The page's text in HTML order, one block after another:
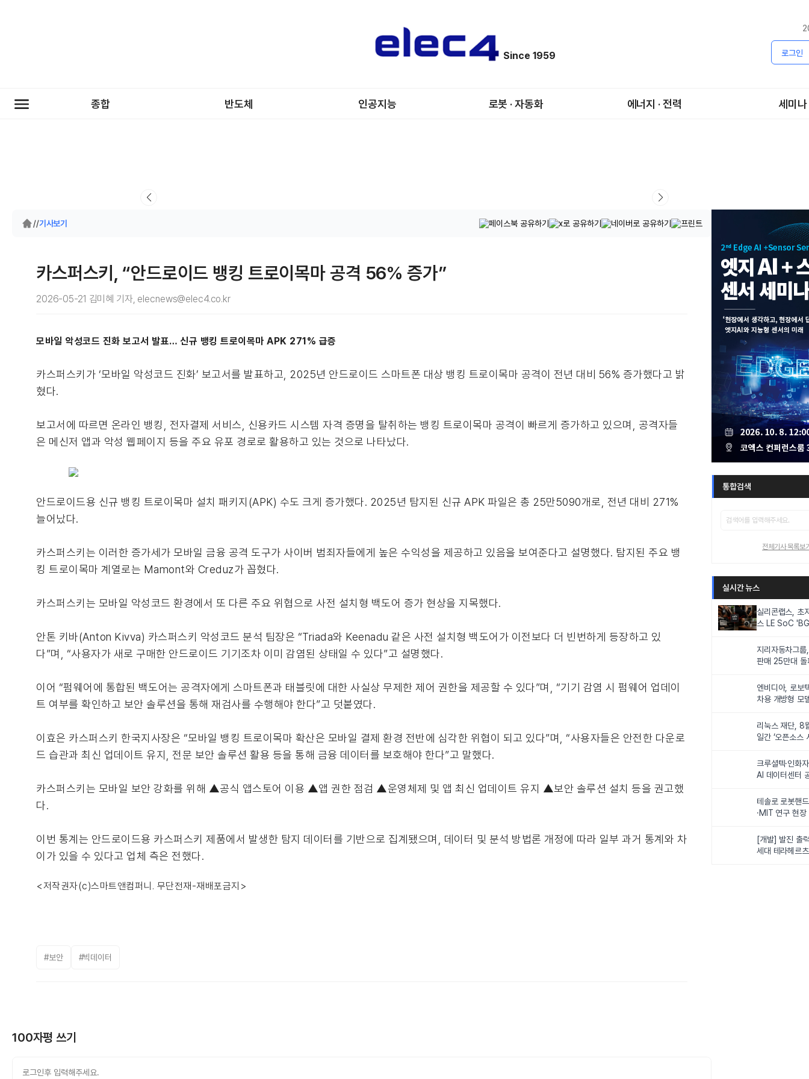
Since 1959 로그인
종합 반도체 인공지능 로봇 · 자동화 에너지 · 전력 세미나
//기사보기
카스퍼스키, “안드로이드 뱅킹 트로이목마 공격 56% 증가”
2026-05-21 김미혜 기자, elecnews@elec4.co.kr
모바일 악성코드 진화 보고서 발표… 신규 뱅킹 트로이목마 APK 271% 급증
카스퍼스키가 ‘모바일 악성코드 진화’ 보고서를 발표하고, 2025년 안드로이드 스마트폰 대상 뱅킹 트로이목마 공격이 전년 대비 56% 증가했다고 밝
혔다.
보고서에 따르면 온라인 뱅킹, 전자결제 서비스, 신용카드 시스템 자격 증명을 탈취하는 뱅킹 트로이목마 공격이 빠르게 증가하고 있으며, 공격자들
은 메신저 앱과 악성 웹페이지 등을 주요 유포 경로로 활용하고 있는 것으로 나타났다.
안드로이드용 신규 뱅킹 트로이목마 설치 패키지(APK) 수도 크게 증가했다. 2025년 탐지된 신규 APK 파일은 총 25만5090개로, 전년 대비 271%
늘어났다.
카스퍼스키는 이러한 증가세가 모바일 금융 공격 도구가 사이버 범죄자들에게 높은 수익성을 제공하고 있음을 보여준다고 설명했다. 탐지된 주요 뱅
킹 트로이목마 계열로는 Mamont와 Creduz가 꼽혔다.
카스퍼스키는 모바일 악성코드 환경에서 또 다른 주요 위협으로 사전 설치형 백도어 증가 현상을 지목했다.
안톤 키바(Anton Kivva) 카스퍼스키 악성코드 분석 팀장은 “Triada와 Keenadu 같은 사전 설치형 백도어가 이전보다 더 빈번하게 등장하고 있
다”며, “사용자가 새로 구매한 안드로이드 기기조차 이미 감염된 상태일 수 있다”고 설명했다.
이어 “펌웨어에 통합된 백도어는 공격자에게 스마트폰과 태블릿에 대한 사실상 무제한 제어 권한을 제공할 수 있다”며, “기기 감염 시 펌웨어 업데이
트 여부를 확인하고 보안 솔루션을 통해 재검사를 수행해야 한다”고 덧붙였다.
이효은 카스퍼스키 한국지사장은 “모바일 뱅킹 트로이목마 확산은 모바일 결제 환경 전반에 심각한 위협이 되고 있다”며, “사용자들은 안전한 다운로
드 습관과 최신 업데이트 유지, 전문 보안 솔루션 활용 등을 통해 금융 데이터를 보호해야 한다”고 말했다.
카스퍼스키는 모바일 보안 강화를 위해 ▲공식 앱스토어 이용 ▲앱 권한 점검 ▲운영체제 및 앱 최신 업데이트 유지 ▲보안 솔루션 설치 등을 권고했
다.
이번 통계는 안드로이드용 카스퍼스키 제품에서 발생한 탐지 데이터를 기반으로 집계됐으며, 데이터 및 분석 방법론 개정에 따라 일부 과거 통계와 차
이가 있을 수 있다고 업체 측은 전했다.
<저작권자(c)스마트앤컴퍼니. 무단전재-재배포금지>
#보안 #빅데이터
100자평 쓰기
통합검색
전체기사 목록보
실시간 뉴스
실리콘랩스, 초
스 LE SoC
지리자동차그
판매 25만대 돌
엔비디아, 로보
차용 개방형 모
리눅스 재단, 8
일간 ‘오픈소스
크루셜텍·인화
AI 데이터센터
테솔로 로봇핸
·MIT 연구 현
화
[개발] 발진 출
세대 테라헤르